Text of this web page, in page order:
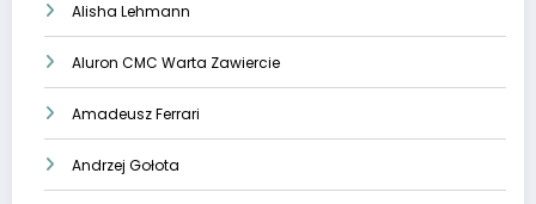
Alisha Lehmann
Aluron CMC Warta Zawiercie
Amadeusz Ferrari
Andrzej Gołota